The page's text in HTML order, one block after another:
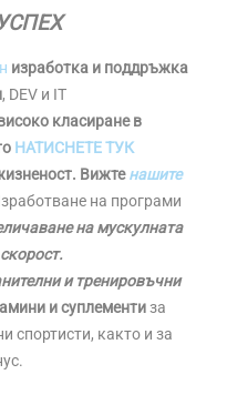
изработка и поддръжка
, DEV и IT
класиране в
НАТИСНЕТЕ ТУК
Вижтенашите
на програми
на мускулната
и тренировъчни
и суплементиза
спортисти, както и за